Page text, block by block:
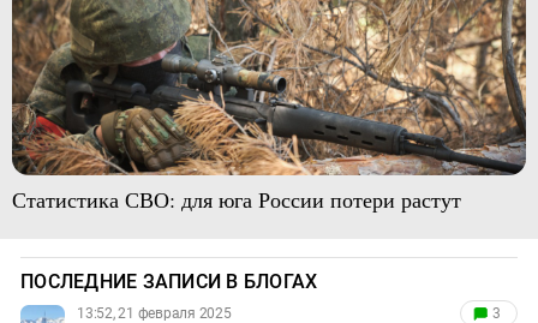
Статистика СВО: для юга России потери растут
ПОСЛЕДНИЕ ЗАПИСИ В БЛОГАХ
13:52, 21 февраля 2025 3